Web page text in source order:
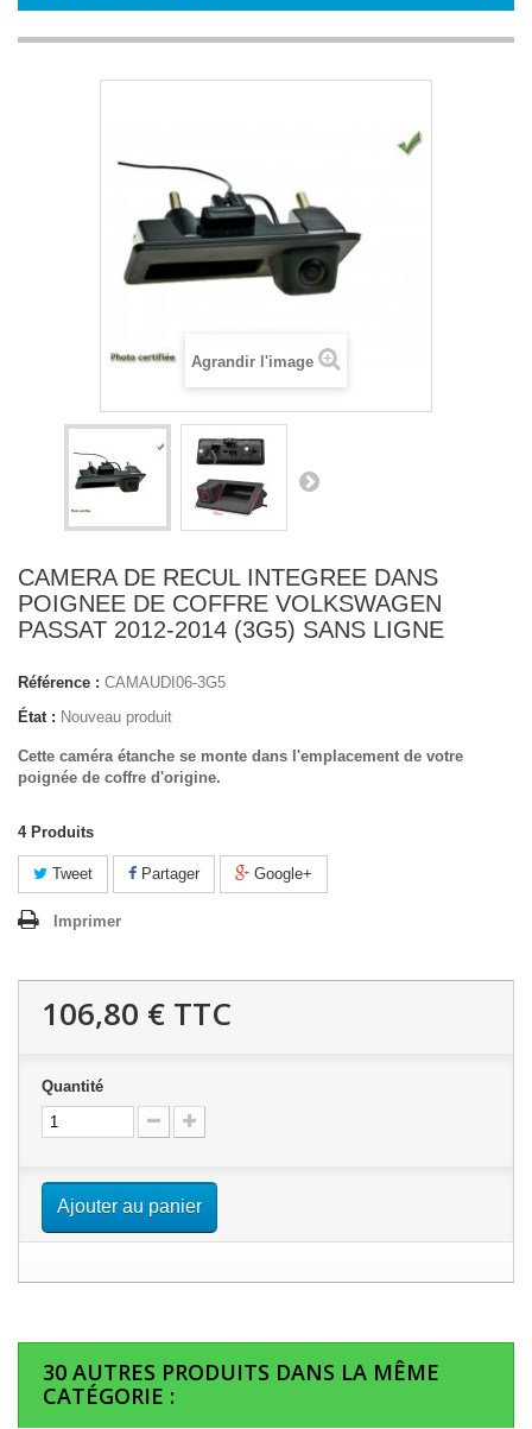
Agrandir l'image
CAMERA DE RECUL INTEGREE DANS
POIGNEE DE COFFRE VOLKSWAGEN
PASSAT 2012-2014 (3G5) SANS LIGNE
Référence : CAMAUDI06-3G5
État : Nouveau produit
Cette caméra étanche se monte dans l'emplacement de votre
poignée de coffre d'origine.
4 Produits
Tweet Partager Google+
Imprimer
106,80 € TTC
Quantité
Ajouter au panier
30 AUTRES PRODUITS DANS LA MÊME
CATÉGORIE :